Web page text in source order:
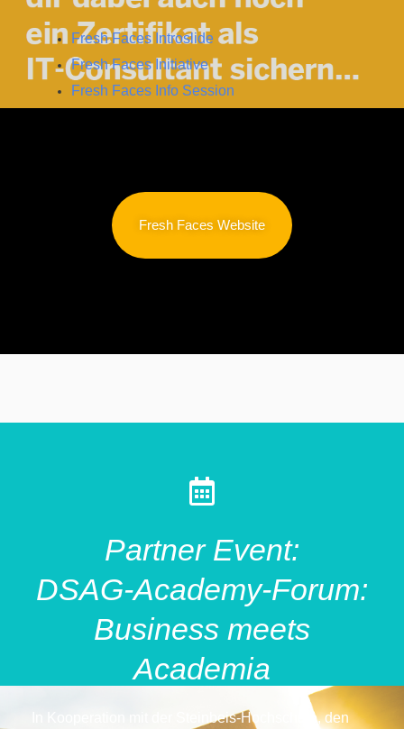
Fresh Faces Introslide
Fresh Faces Initiative
Fresh Faces Info Session
Fresh Faces Website
Partner Event:
DSAG-Academy-Forum:
Business meets
Academia
In Kooperation mit der Steinbeis-Hochschule, den